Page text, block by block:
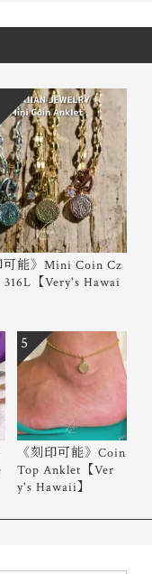
可能》Mini Coin Cz
【Very's Hawai
《刻印可能》Coin
Top Anklet【Ver
y's Hawaii】
5